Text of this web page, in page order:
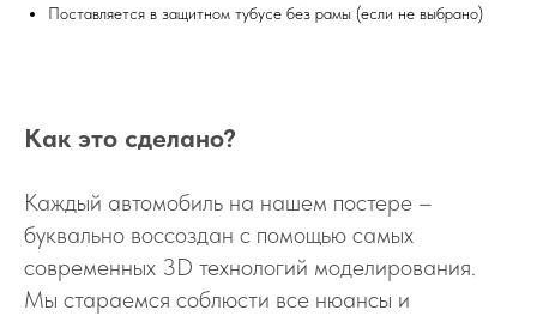
Поставляется в защитном тубусе без рамы (если не выбрано)
Как это сделано?
Каждый автомобиль на нашем постере –
буквально воссоздан с помощью самых
современных 3D технологий моделирования.
Мы стараемся соблюсти все нюансы и